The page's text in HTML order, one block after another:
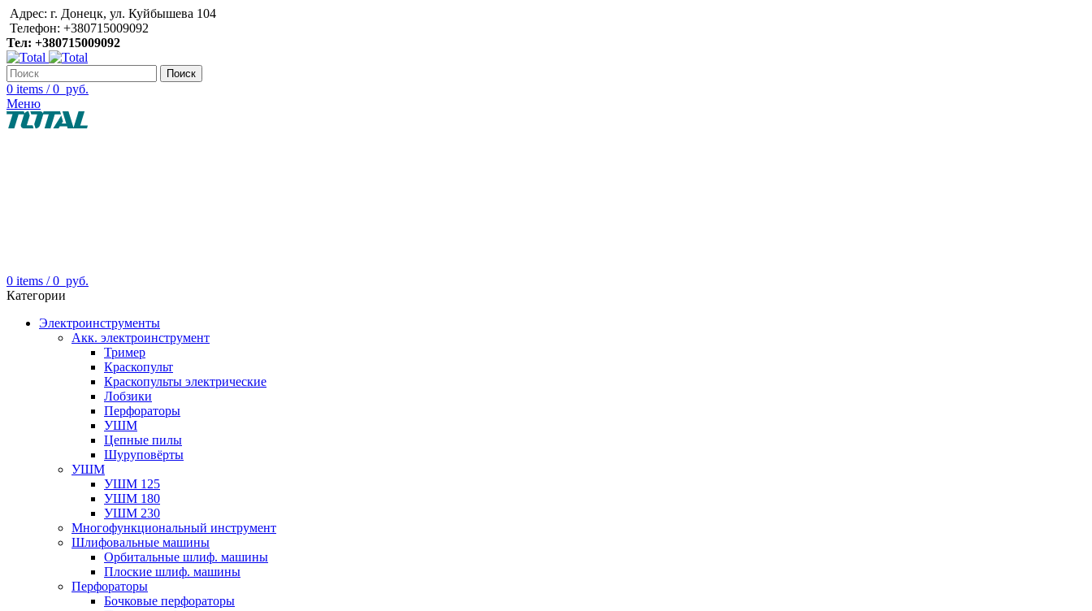
Адрес: г. Донецк, ул. Куйбышева 104
Телефон: +380715009092
Тел: +380715009092
Поиск
0 items / 0 руб.
Меню
0 items / 0 руб.
Категории
Электроинструменты
Акк. электроинструмент
Тример
Краскопульт
Краскопульты электрические
Лобзики
Перфораторы
УШМ
Цепные пилы
Шуруповёрты
УШМ
УШМ 125
УШМ 180
УШМ 230
Многофункциональный инструмент
Шлифовальные машины
Орбитальные шлиф. машины
Плоские шлиф. машины
Перфораторы
Бочковые перфораторы